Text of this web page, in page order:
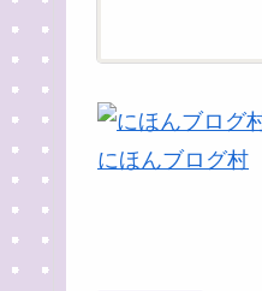
にほんブログ村